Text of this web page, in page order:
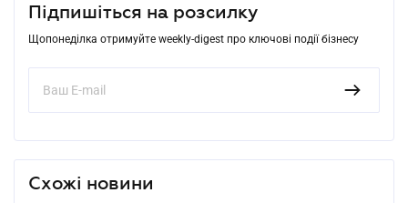
Підпишіться на розсилку
Щопонеділка отримуйте weekly-digest про ключові події бізнесу
Схожі новини